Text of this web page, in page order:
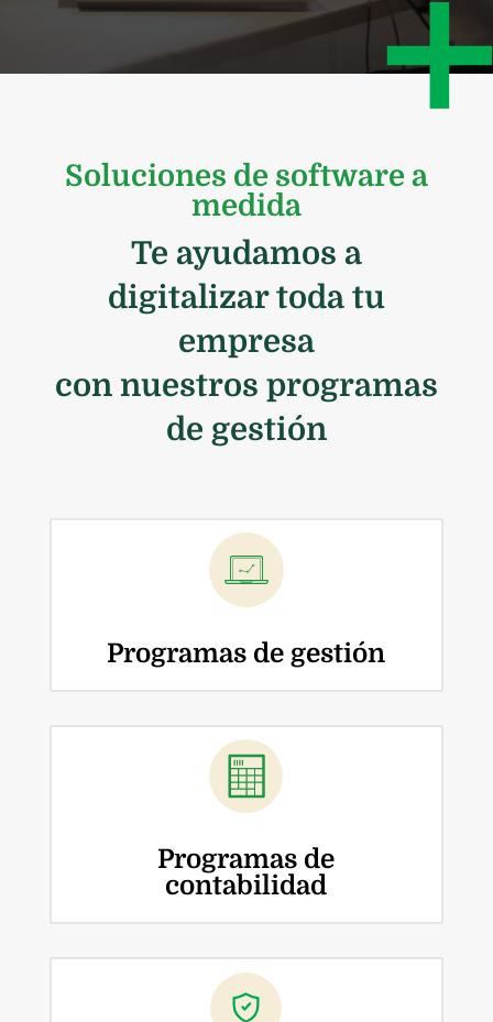
Soluciones de software a
medida
Te ayudamos a
digitalizar toda tu
empresa
con nuestros programas
de gestión
Programas de gestión
Programas de
contabilidad